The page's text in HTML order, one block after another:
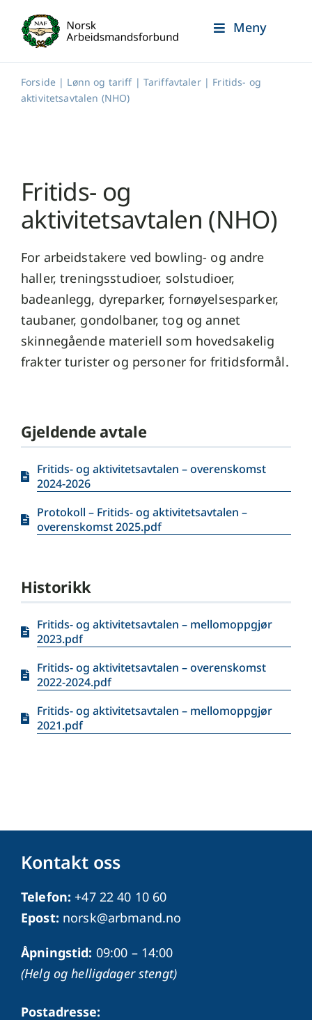
content
Meny
Forside | Lønn og tariff| Tariffavtaler| Fritids- og
aktivitetsavtalen (NHO)
Fritids- og
aktivitetsavtalen (NHO)
For arbeidstakere ved bowling- og andre
haller, treningsstudioer, solstudioer,
badeanlegg, dyreparker, fornøyelsesparker,
taubaner, gondolbaner, tog og annet
skinnegående materiell som hovedsakelig
frakter turister og personer for fritidsformål.
Gjeldende avtale
Fritids- og aktivitetsavtalen – overenskomst
2024-2026
Protokoll – Fritids- og aktivitetsavtalen –
overenskomst 2025.pdf
Historikk
Fritids- og aktivitetsavtalen – mellomoppgjør
2023.pdf
Fritids- og aktivitetsavtalen – overenskomst
2022-2024.pdf
Fritids- og aktivitetsavtalen – mellomoppgjør
2021.pdf
Kontakt oss
Telefon: +47 22 40 10 60
Epost: norsk@arbmand.no
Åpningstid: 09:00 – 14:00
(Helg og helligdager stengt)
Postadresse: